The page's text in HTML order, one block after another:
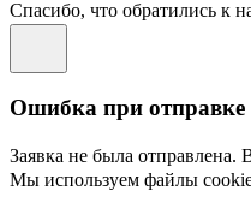
Спасибо, что обратились к
Ошибка при отправке
Заявка не была отправлена.
Мы используем файлы